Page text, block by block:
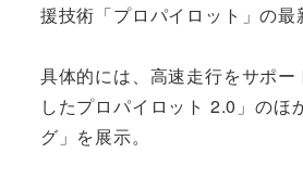
援技術「プロパイロット」の最
具体的には、高速走行をサポ
したプロパイロット 2.0」の
グ」を展示。